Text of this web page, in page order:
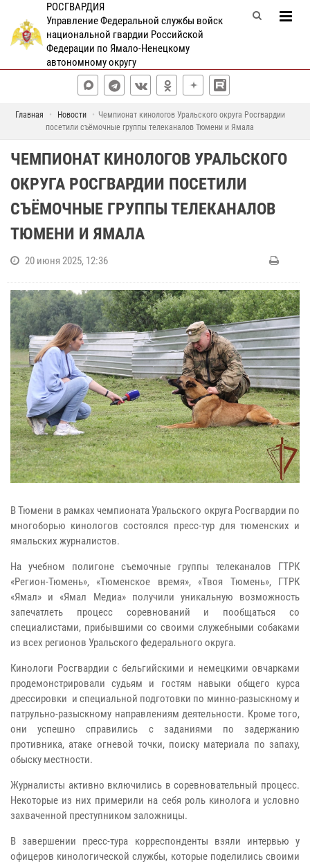
РОСГВАРДИЯ
Управление Федеральной службы войск
национальной гвардии Российской
Федерации по Ямало-Ненецкому
автономному округу
Главная Новости
Чемпионат кинологов Уральского округа Росгвардии
посетили съёмочные группы телеканалов Тюмени и Ямала
ЧЕМПИОНАТ КИНОЛОГОВ УРАЛЬСКОГО
ОКРУГА РОСГВАРДИИ ПОСЕТИЛИ
СЪЁМОЧНЫЕ ГРУППЫ ТЕЛЕКАНАЛОВ
ТЮМЕНИ И ЯМАЛА
20 июня 2025, 12:36
В Тюмени в рамках чемпионата Уральского округа Росгвардии по
многоборью кинологов состоялся пресс-тур для тюменских и
ямальских журналистов.
На учебном полигоне съемочные группы телеканалов ГТРК
«Регион-Тюмень», «Тюменское время», «Твоя Тюмень», ГТРК
«Ямал» и «Ямал Медиа» получили уникальную возможность
запечатлеть процесс соревнований и пообщаться со
специалистами, прибывшими со своими служебными собаками
из всех регионов Уральского федерального округа.
Кинологи Росгвардии с бельгийскими и немецкими овчарками
продемонстрировали судьям и гостям навыки общего курса
дрессировки и специальной подготовки по минно-разыскному и
патрульно-разыскному направлениям деятельности. Кроме того,
они успешно справились с заданиями по задержанию
противника, атаке огневой точки, поиску материала по запаху,
обыску местности.
Журналисты активно включились в соревновательный процесс.
Некоторые из них примерили на себя роль кинолога и условно
захваченной преступником заложницы.
В завершении пресс-тура корреспонденты взяли интервью у
офицеров кинологической службы, которые поделились своими